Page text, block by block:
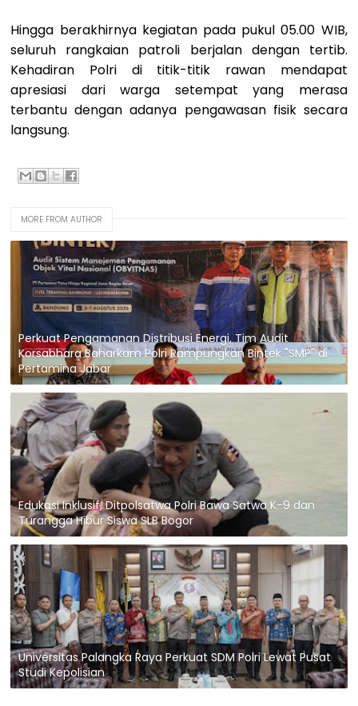
Hingga berakhirnya kegiatan pada pukul 05.00 WIB,
seluruh rangkaian patroli berjalan dengan tertib.
Kehadiran Polri di titik-titik rawan mendapat
apresiasi dari warga setempat yang merasa
terbantu dengan adanya pengawasan fisik secara
langsung.
MORE FROM AUTHOR
Perkuat Pengamanan Distribusi Energi, Tim Audit
Korsabhara Baharkam Polri Rampungkan Bintek "SMP" di
Pertamina Jabar
Edukasi Inklusif, Ditpolsatwa Polri Bawa Satwa K-9 dan
Turangga Hibur Siswa SLB Bogor
Universitas Palangka Raya Perkuat SDM Polri Lewat Pusat
Studi Kepolisian